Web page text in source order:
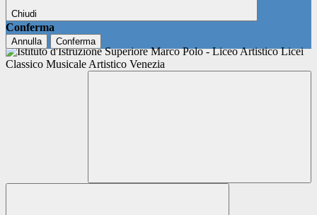
Chiudi
Conferma
Annulla Conferma